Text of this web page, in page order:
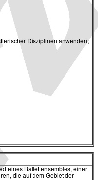
Disziplinen anwenden;
eines Ballettensembles, einer
die auf dem Gebiet der